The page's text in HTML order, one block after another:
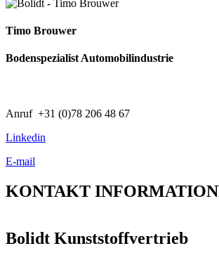
Timo Brouwer
Bodenspezialist Automobilindustrie
Anruf +31 (0)78 206 48 67
Linkedin
E-mail
KONTAKT
Bolidt Kunststoffvertrieb